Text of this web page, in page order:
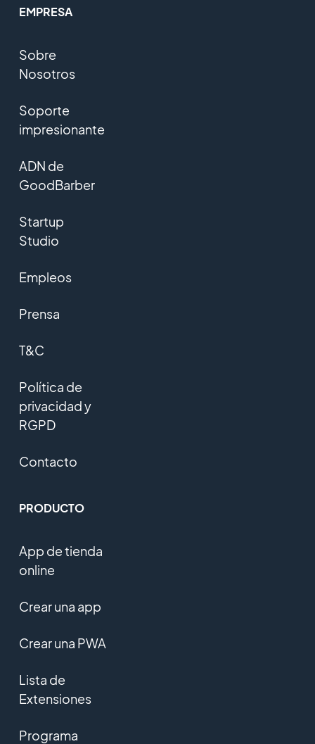
EMPRESA
Sobre
Nosotros
Soporte
impresionante
ADN de
GoodBarber
Startup
Studio
Empleos
Prensa
T&C
Política de
privacidad y
RGPD
Contacto
PRODUCTO
App de tienda
online
Crear una app
Crear una PWA
Lista de
Extensiones
Programa